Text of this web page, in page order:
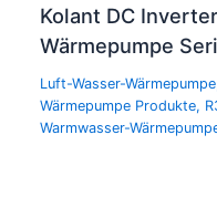
Kolant DC
Wärmepumpe
Luft-Wasser-Wärmepumpe
Wärmepumpe Produkte,
Warmwasser-